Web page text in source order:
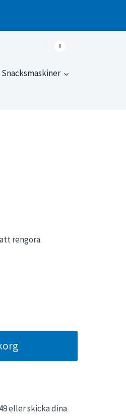
0
Snacksmaskiner
rengöra.
eller skicka dina